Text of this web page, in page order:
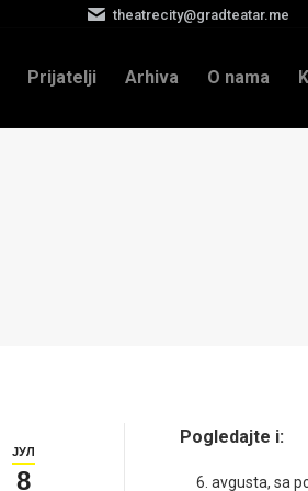
theatrecity@gradteatar.me
Prijatelji Arhiva O nama
ЈУЛ
8
Pogledajte i:
6. avgusta, sa